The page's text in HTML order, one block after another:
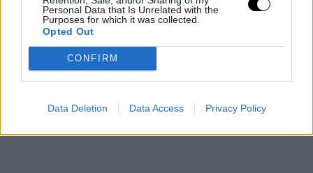
Personal Data that Is Unrelated with the
Purposes for which it was collected.
Opted Out
CONFIRM
Data Deletion Data Access Privacy Policy
El próximo reto de DeMar DeRozan gira en torno a
Bosh y sus 10.275 puntos
de hacer las maletas rumbo a Miami.